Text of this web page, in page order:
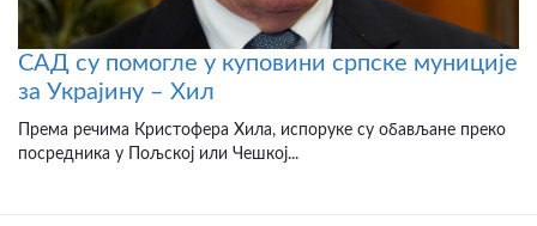
САД су помогле у куповини српске муниције
за Украјину – Хил
Према речима Кристофера Хила, испоруке су обављане преко
посредника у Пољској или Чешкој...